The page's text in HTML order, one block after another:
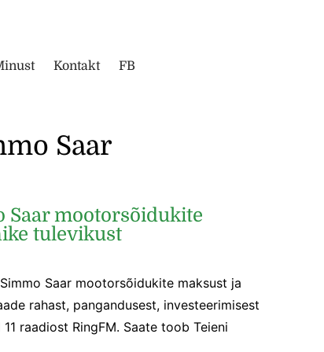
Kontakt FB
Saar
Saar mootorsõidukite
tulevikust
Saar mootorsõidukite maksust ja
rahast, pangandusest, investeerimisest
raadiost RingFM. Saate toob Teieni